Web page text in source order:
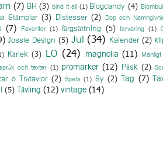
(7) BH (3) bind it all (1) Blogcandy (4)
Stämplar (3) Distesser (2) Dop och
(7) Favoriter (1) färgsättning (5) förvaring (1)
Jossie Design (5) Jul (34) Kalender (2)
Kärlek (3) LO (24) magnolia (11)
och texter (1) promarker (12) Påsk (2)
o Trätavlor (2) Spets (1) Sy (2) Tag (7)
(5) Tävling (12)vintage(14)